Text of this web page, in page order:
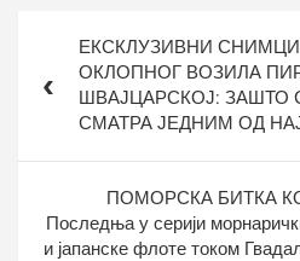
чланкаЕКСКЛУЗИВНИ
ОКЛОПНОГ ВОЗИЛА
ШВАЈЦАРСКОЈ: ЗАШТО
СМАТРА ЈЕДНИМ ОД
ПОМОРСКА БИТКА
Последња у серији
и јапанске флоте током